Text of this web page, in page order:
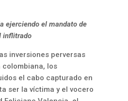
ejerciendo el mandato de
inflitrado
inversiones perversas
los
el cabo capturado en
ser la víctima y el vocero